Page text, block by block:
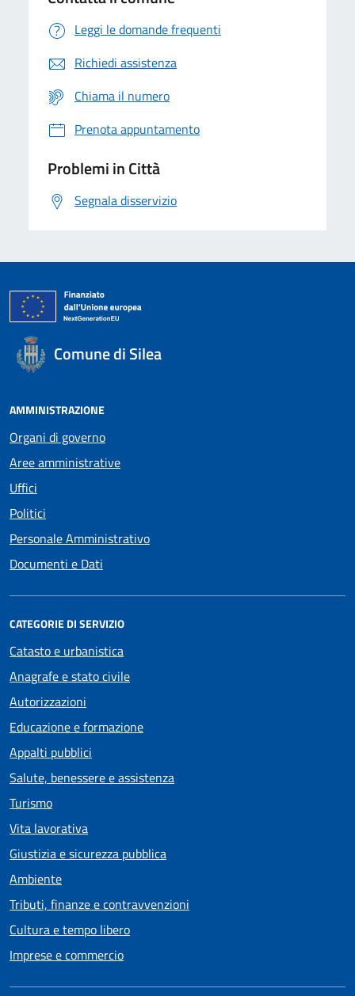
Leggi le domande frequenti
Richiedi assistenza
Chiama il numero
Prenota appuntamento
Problemi in Città
Segnala disservizio
Comune di Silea
AMMINISTRAZIONE
Organi di governo
Aree amministrative
Uffici
Politici
Personale Amministrativo
Documenti e Dati
CATEGORIE DI SERVIZIO
Catasto e urbanistica
Anagrafe e stato civile
Autorizzazioni
Educazione e formazione
Appalti pubblici
Salute, benessere e assistenza
Turismo
Vita lavorativa
Giustizia e sicurezza pubblica
Ambiente
Tributi, finanze e contravvenzioni
Cultura e tempo libero
Imprese e commercio